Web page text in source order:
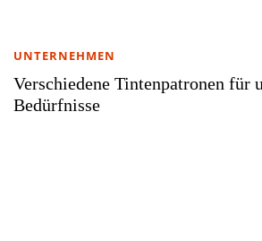
Verschiedene Tintenpatronen für
Bedürfnisse
UNTERNEHMEN